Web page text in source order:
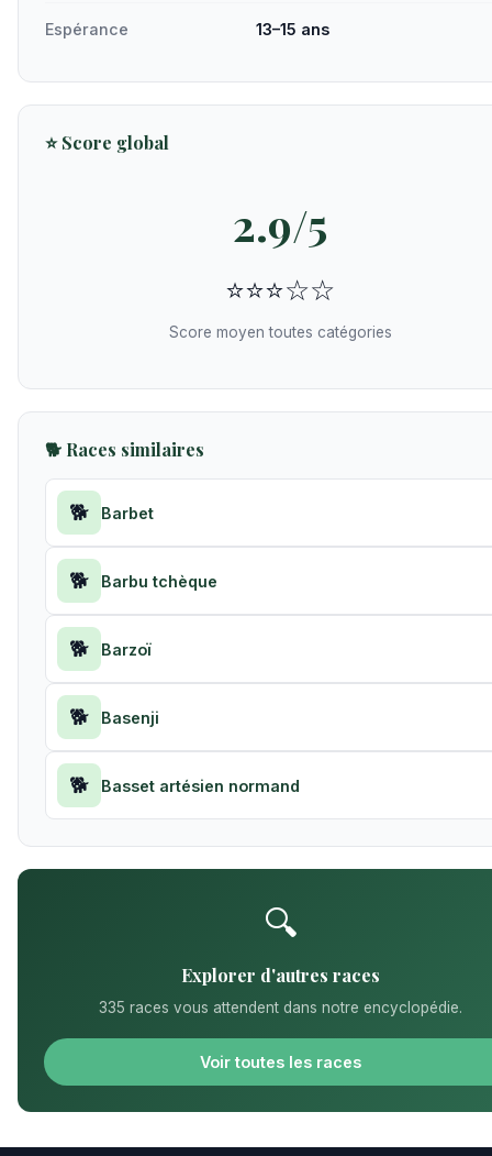
Espérance 13–15 ans
⭐ Score global
2.9/5
⭐⭐⭐☆☆
Score moyen toutes catégories
🐕 Races similaires
🐕 Barbet
🐕 Barbu tchèque
🐕 Barzoï
🐕 Basenji
🐕 Basset artésien normand
🔍
Explorer d'autres races
335 races vous attendent dans notre encyclopédie.
Voir toutes les races